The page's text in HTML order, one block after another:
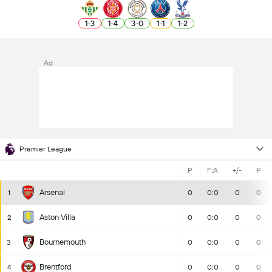
1-3 1-4 3-0 1-1 1-2
Premier League
P F:A +/- P
1 Arsenal 0 0:0 0 0
2 Aston Villa 0 0:0 0 0
3 Bournemouth 0 0:0 0 0
4 Brentford 0 0:0 0 0
Ad